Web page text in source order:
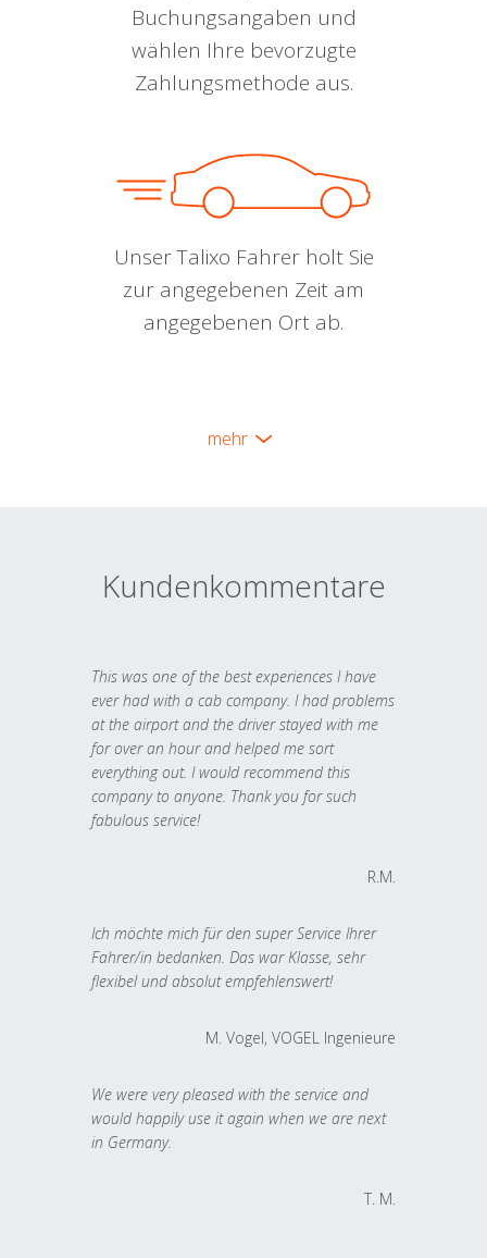
Buchungsangaben und
wählen Ihre bevorzugte
Zahlungsmethode aus.
Unser Talixo Fahrer holt Sie
zur angegebenen Zeit am
angegebenen Ort ab.
mehr
Kundenkommentare
This was one of the best experiences I have
ever had with a cab company. I had problems
at the airport and the driver stayed with me
for over an hour and helped me sort
everything out. I would recommend this
company to anyone. Thank you for such
fabulous service!
R.M.
Ich möchte mich für den super Service Ihrer
Fahrer/in bedanken. Das war Klasse, sehr
flexibel und absolut empfehlenswert!
M. Vogel, VOGEL Ingenieure
We were very pleased with the service and
would happily use it again when we are next
in Germany.
T. M.